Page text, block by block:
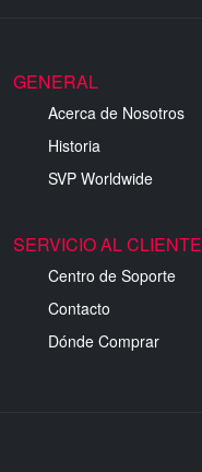
GENERAL
Acerca de Nosotros
Historia
SVP Worldwide
SERVICIO AL CLIENTE
Centro de Soporte
Contacto
Dónde Comprar